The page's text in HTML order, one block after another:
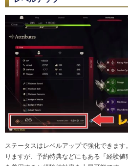
ステータスはレベルアップで強化できま
りますが、予約特典などにもある「経験